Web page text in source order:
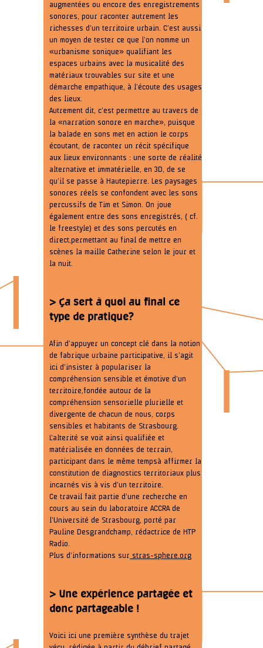
augmentées ou encore des enregistrements
sonores, pour raconter autrement les
richesses d’un territoire urbain. C’est aussi
un moyen de tester ce que l’on nomme un
« urbanisme sonique » qualifiant les
espaces urbains avec la musicalité des
matériaux trouvables sur site et une
démarche empathique, à l’écoute des usages
des lieux.
Autrement dit, c’est permettre au travers de
la « narration sonore en marche », puisque
la balade en sons met en action le corps
écoutant, de raconter un récit spécifique
aux lieux environnants : une sorte de réalité
alternative et immatérielle, en 3D, de se
qu’il se passe à Hautepierre. Les paysages
sonores réels se confondent avec les sons
percussifs de Tim et Simon. On joue
également entre des sons enregistrés, ( cf.
le freestyle) et des sons percutés en
direct, permettant au final de mettre en
scènes la maille Catherine selon le jour et
la nuit.
> Ça sert à quoi au final ce
type de pratique?
Afin d’appuyer un concept clé dans la notion
de fabrique urbaine participative, il s’agit
ici d’insister à populariser la
compréhension sensible et émotive d’un
territoire, fondée autour de la
compréhension sensorielle plurielle et
divergente de chacun de nous, corps
sensibles et habitants de Strasbourg.
L’alterité se voit ainsi qualifiée et
matérialisée en données de terrain,
participant dans le même temps à affirmer la
constitution de diagnostics territoriaux plus
incarnés vis à vis d’un territoire.
Ce travail fait partie d’une recherche en
cours au sein du laboratoire ACCRA de
l’Université de Strasbourg, porté par
Pauline Desgrandchamp, rédactrice de HTP
Radio.
Plus d’informations sur stras-sphere.org
> Une expérience partagée et
donc partageable !
Voici ici une première synthèse du trajet